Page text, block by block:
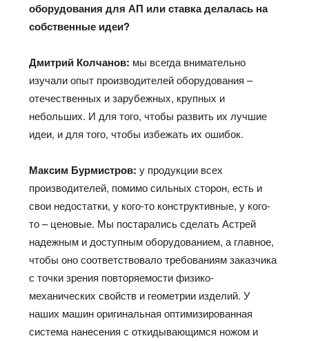
оборудования для АП или ставка делалась на
собственные идеи?
Дмитрий Колчанов: мы всегда внимательно
изучали опыт производителей оборудования –
отечественных и зарубежных, крупных и
небольших. И для того, чтобы развить их лучшие
идеи, и для того, чтобы избежать их ошибок.
Максим Бурмистров: у продукции всех
производителей, помимо сильных сторон, есть и
свои недостатки, у кого-то конструктивные, у кого-
то – ценовые. Мы постарались сделать Астрей
надежным и доступным оборудованием, а главное,
чтобы оно соответствовало требованиям заказчика
с точки зрения повторяемости физико-
механических свойств и геометрии изделий. У
наших машин оригинальная оптимизированная
система нанесения с откидывающимся ножом и